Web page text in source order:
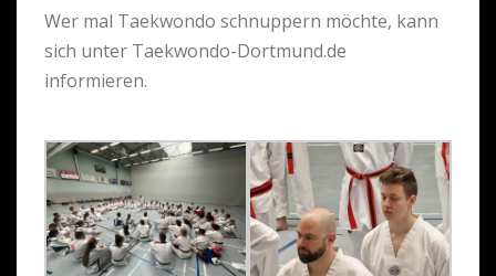
Wer mal Taekwondo schnuppern möchte, kann
sich unter Taekwondo-Dortmund.de
informieren.